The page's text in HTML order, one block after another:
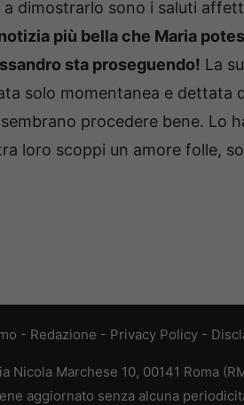
dimostrarlo sono i saluti
più bella che Maria
sta proseguendo! La
solo momentanea e dettata
procedere bene. Lo
loro scoppi un amore folle,
- Redazione - Privacy Policy -
Marchese 10, 00141 Roma
aggiornato senza alcuna